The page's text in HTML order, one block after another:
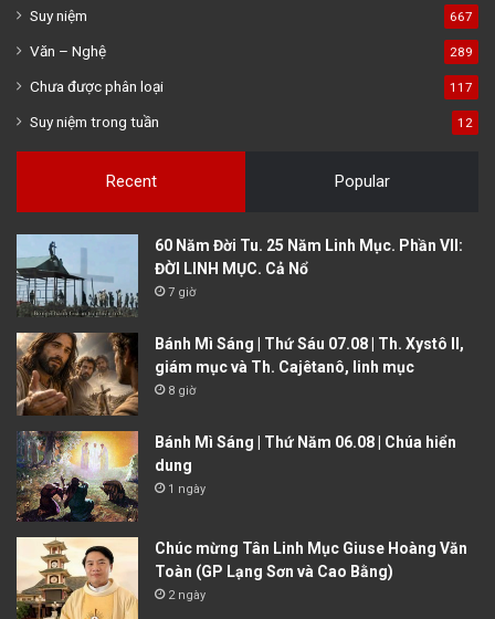
Suy niệm 667
Văn – Nghệ 289
Chưa được phân loại 117
Suy niệm trong tuần 12
Recent Popular
60 Năm Đời Tu. 25 Năm Linh Mục. Phần VII:
ĐỜI LINH MỤC. Cả Nổ
7 giờ
Bánh Mì Sáng | Thứ Sáu 07.08 | Th. Xystô II,
giám mục và Th. Cajêtanô, linh mục
8 giờ
Bánh Mì Sáng | Thứ Năm 06.08 | Chúa hiển
dung
1 ngày
Chúc mừng Tân Linh Mục Giuse Hoàng Văn
Toàn (GP Lạng Sơn và Cao Bằng)
2 ngày